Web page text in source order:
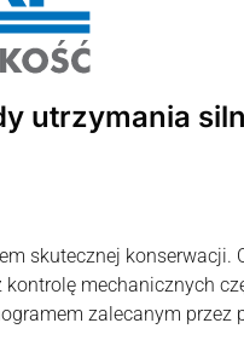
utrzymania
skutecznej konserwacji.
kontrolę mechanicznych
zalecanym przez